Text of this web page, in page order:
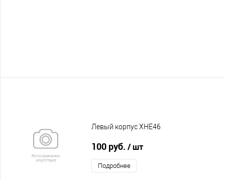
Левый корпус XHE46
100 руб. / шт
Подробнее